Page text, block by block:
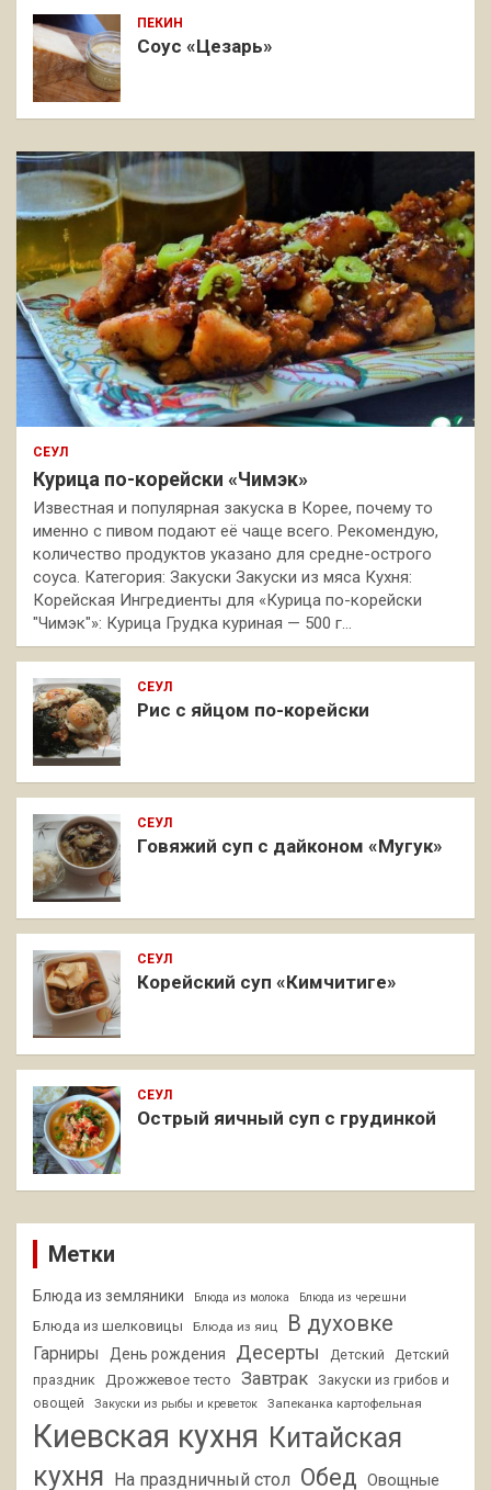
ПЕКИН
Соус «Цезарь»
СЕУЛ
Курица по-корейски «Чимэк»
Известная и популярная закуска в Корее, почему то
именно с пивом подают её чаще всего. Рекомендую,
количество продуктов указано для средне-острого
соуса. Категория: Закуски Закуски из мяса Кухня:
Корейская Ингредиенты для «Курица по-корейски
"Чимэк"»: Курица Грудка куриная — 500 г…
СЕУЛ
Рис с яйцом по-корейски
СЕУЛ
Говяжий суп с дайконом «Мугук»
СЕУЛ
Корейский суп «Кимчитиге»
СЕУЛ
Острый яичный суп с грудинкой
Метки
Блюда из земляники Блюда из молока Блюда из черешни
Блюда из шелковицы Блюда из яиц В духовке
Гарниры День рождения Десерты Детский
Детский
праздник
Дрожжевое тесто Завтрак
Закуски из грибов и
овощей
Закуски из рыбы и креветок Запеканка картофельная
Киевская кухня Китайская
кухня На праздничный стол Обед Овощные